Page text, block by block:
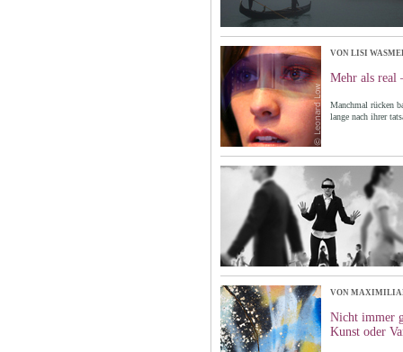
VON LISI
Mehr als real
Manchmal rücken
lange nach ihrer
VON
Nicht immer
Kunst oder